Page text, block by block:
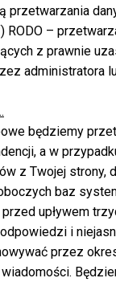
przetwarzania
RODO –
z prawnie
administratora
będziemy
a w
z Twojej strony,
baz
upływem
i
przez